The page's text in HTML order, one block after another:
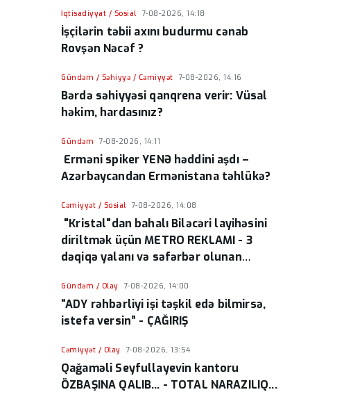
İqtisadiyyat / Sosial 7-08-2026, 14:18
İşçilərin təbii axını budurmu cənab
Rovşən Nəcəf ?
Gündəm / Səhiyyə / Cəmiyyət 7-08-2026, 14:16
Bərdə səhiyyəsi qanqrena verir: Vüsal
həkim, hardasınız?
Gündəm 7-08-2026, 14:11
Erməni spiker YENƏ həddini aşdı –
Azərbaycandan Ermənistana təhlükə?
Cəmiyyət / Sosial 7-08-2026, 14:08
"Kristal"dan bahalı Biləcəri layihəsini
diriltmək üçün METRO REKLAMI - 3
dəqiqə yalanı və səfərbər olunan
Gündəm / Olay 7-08-2026, 14:00
“ADY rəhbərliyi işi təşkil edə bilmirsə,
istefa versin” - ÇAĞIRIŞ
Cəmiyyət / Olay 7-08-2026, 13:54
Qağaməli Seyfullayevin kantoru
ÖZBAŞINA QALIB... - TOTAL NARAZILIQ...